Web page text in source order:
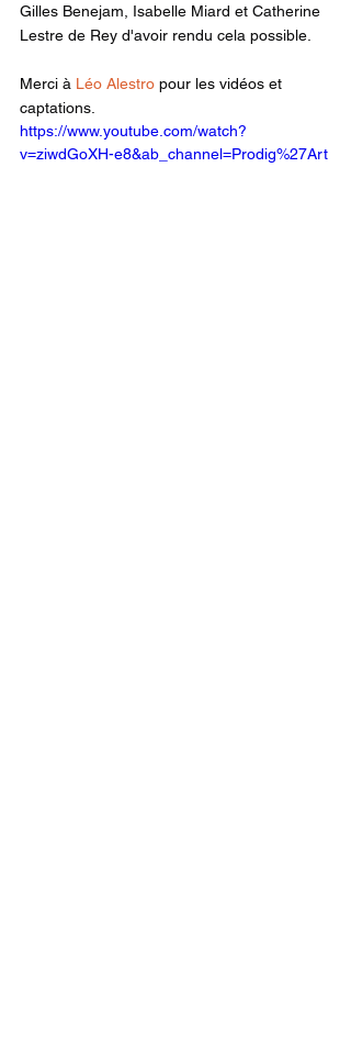
Gilles Benejam, Isabelle Miard et Catherine
Lestre de Rey d'avoir rendu cela possible.
Merci à Léo Alestro pour les vidéos et
captations.
https://www.youtube.com/watch?
v=ziwdGoXH-e8&ab_channel=Prodig%27Art